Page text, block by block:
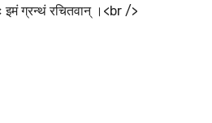
इमं ग्रन्थं रचितवान् ।<br />